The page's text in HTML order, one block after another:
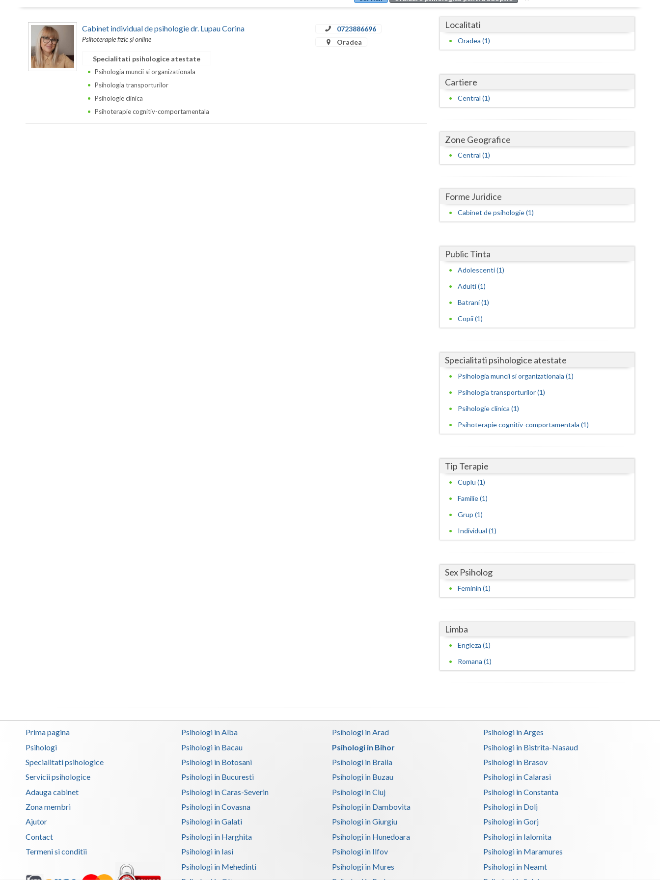
Buzau
Galati
Harghita
Mures
Neamt
Satu-Mare
Vaslui
Cabinet individual de psihologie dr. Lupau Corina
Psihoterapie fizic și online
0723886696
Oradea
Specialitati psihologice atestate
Psihologia muncii si organizationala
Psihologia transporturilor
Psihologie clinica
Psihoterapie cognitiv-comportamentala
Localitati
Oradea (1)
Cartiere
Central (1)
Zone Geografice
Central (1)
Forme Juridice
Cabinet de psihologie (1)
Public Tinta
Adolescenti (1)
Adulti (1)
Batrani (1)
Copii (1)
Specialitati psihologice atestate
Psihologia muncii si organizationala (1)
Psihologia transporturilor (1)
Psihologie clinica (1)
Psihoterapie cognitiv-comportamentala (1)
Tip Terapie
Cuplu (1)
Familie (1)
Grup (1)
Individual (1)
Sex Psiholog
Feminin (1)
Limba
Engleza (1)
Romana (1)
Prima pagina
Psihologi
Specialitati psihologice
Servicii psihologice
Adauga cabinet
Zona membri
Ajutor
Contact
Termeni si conditii
Psihologi in Alba Psihologi in Arad
Psihologi in Arges
Psihologi in Bacau
Psihologi in Bihor
Psihologi in Bistrita-Nasaud
Psihologi in Botosani
Psihologi in Braila
Psihologi in Brasov
Psihologi in Bucuresti
Psihologi in Buzau
Psihologi in Calarasi
Psihologi in Caras-Severin
Psihologi in Cluj
Psihologi in Constanta
Psihologi in Covasna
Psihologi in Dambovita
Psihologi in Dolj
Psihologi in Galati
Psihologi in Giurgiu
Psihologi in Gorj
Psihologi in Harghita
Psihologi in Hunedoara
Psihologi in Ialomita
Psihologi in Iasi
Psihologi in Ilfov
Psihologi in Maramures
Psihologi in Mehedinti
Psihologi in Mures
Psihologi in Neamt